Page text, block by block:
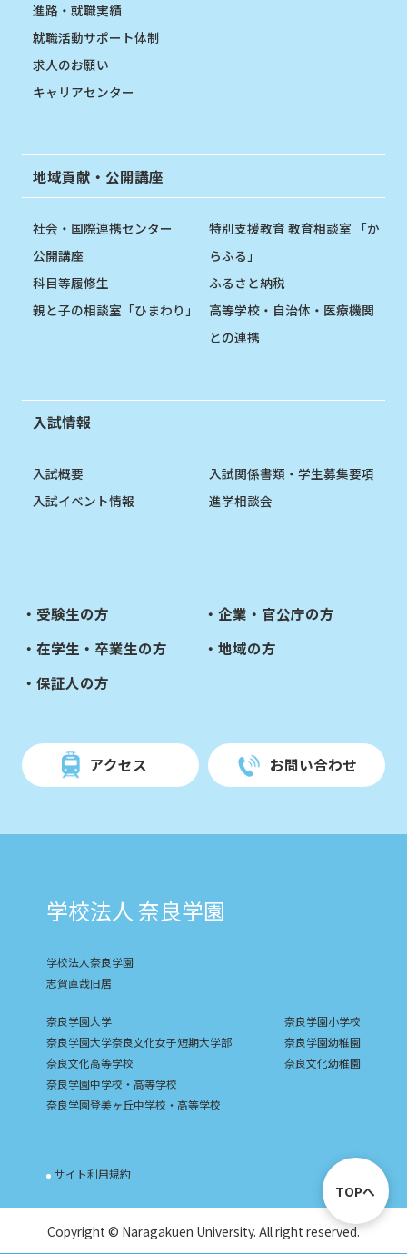
進路・就職実績
就職活動サポート体制
求人のお願い
キャリアセンター
地域貢献・公開講座
社会・国際連携センター
公開講座
科目等履修生
親と子の相談室「ひまわり」
特別支援教育 教育相談室 「か
らふる」
ふるさと納税
高等学校・自治体・医療機関
との連携
入試情報
入試概要
入試イベント情報
入試関係書類・学生募集要項
進学相談会
受験生の方
在学生・卒業生の方
保証人の方
企業・官公庁の方
地域の方
アクセス お問い合わせ
学校法人 奈良学園
学校法人奈良学園
志賀直哉旧居
奈良学園大学
奈良学園大学奈良文化女子短期大学部
奈良文化高等学校
奈良学園中学校・高等学校
奈良学園登美ヶ丘中学校・高等学校
奈良学園小学校
奈良学園幼稚園
奈良文化幼稚園
サイト利用規約
Copyright © Naragakuen University. All right reserved.
TOPへ